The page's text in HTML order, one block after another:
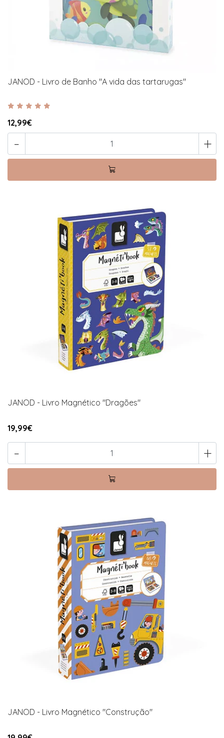
JANOD - Livro de Banho "A vida das tartarugas"
12,99€
- +
JANOD - Livro Magnético "Dragões"
19,99€
- +
JANOD - Livro Magnético "Construção"